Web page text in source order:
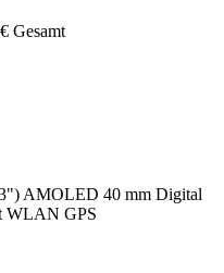
Gesamt
AMOLED 40 mm Digital
WLAN GPS